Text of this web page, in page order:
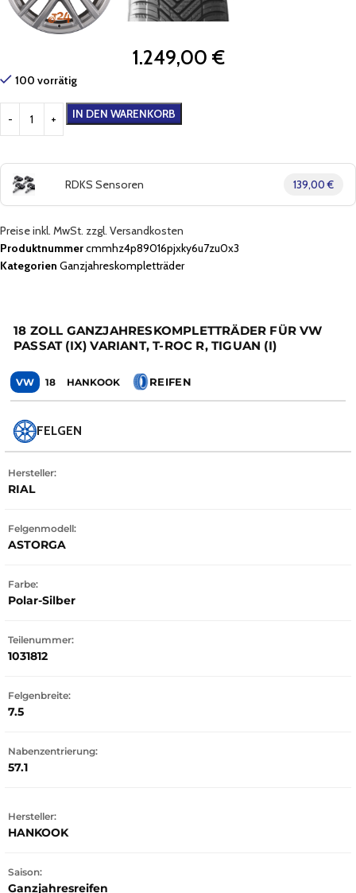
1.249,00 €
100 vorrätig
IN DEN WARENKORB
RDKS Sensoren 139,00 €
Preise inkl. MwSt. zzgl. Versandkosten
Produktnummercmmhz4p89016pjxky6u7zu0x3
Kategorien Ganzjahreskompletträder
18 ZOLL GANZJAHRESKOMPLETTRÄDER FÜR VW
PASSAT (IX) VARIANT, T-ROC R, TIGUAN (I)
VW 18 HANKOOK REIFEN
FELGEN
Hersteller:
RIAL
Felgenmodell:
ASTORGA
Farbe:
Polar-Silber
Teilenummer:
1031812
Felgenbreite:
7.5
Nabenzentrierung:
57.1
Hersteller:
HANKOOK
Saison:
Ganzjahresreifen